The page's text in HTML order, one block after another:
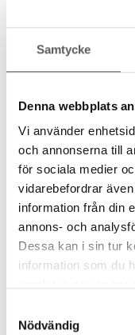
Samtycke
Denna webbplats
Vi använder
och annonserna till
för sociala medier
vidarebefordrar
information från din
annons- och
Dessa kan i sin tur
information som du
Nödvändig
Kundberättelser
DRÖMHUS +
När drömmen om